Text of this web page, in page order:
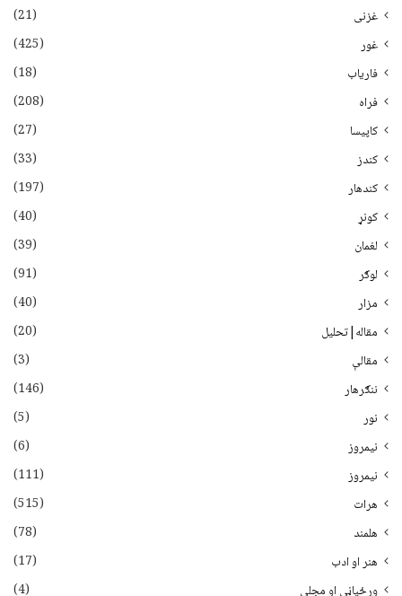
غزنی
(21)
غور
(425)
فاریاب
(18)
فراه
(208)
کاپیسا
(27)
کندز
(33)
کندهار
(197)
کونړ
(40)
لغمان
(39)
لوګر
(91)
مزار
(40)
مقاله|تحلیل
(20)
مقالې
(3)
ننګرهار
(146)
نور
(5)
نيمروز
(6)
نیمروز
(111)
هرات
(515)
هلمند
(78)
هنر او ادب
(17)
ورځپاڼې او مجلې
(4)